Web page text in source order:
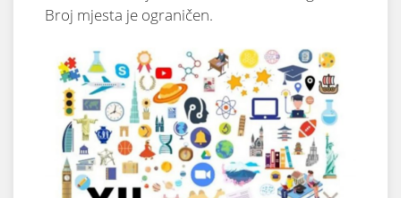
Broj mjesta je ograničen.